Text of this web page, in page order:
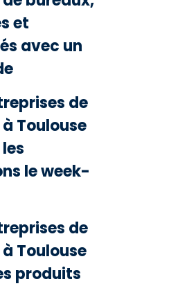
et
avec un
de
Toulouse
le week-
de
Toulouse
produits